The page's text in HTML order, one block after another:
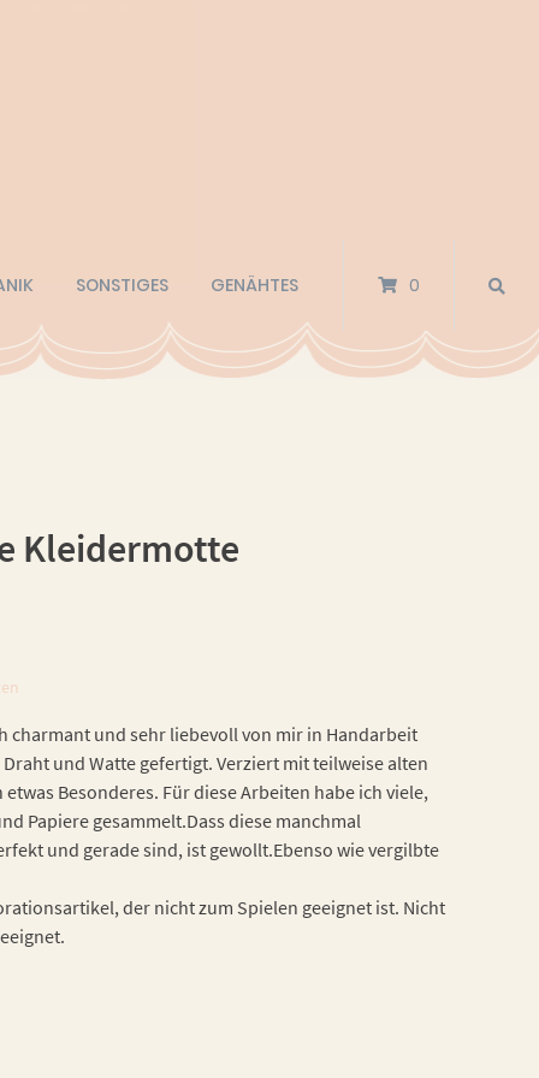
SONSTIGES GENÄHTES 0
Kleidermotte
charmant und sehr liebevoll von mir in Handarbeit
und Watte gefertigt. Verziert mit teilweise alten
Besonderes. Für diese Arbeiten habe ich viele,
Papiere gesammelt.Dass diese manchmal
und gerade sind, ist gewollt.Ebenso wie vergilbte
der nicht zum Spielen geeignet ist. Nicht